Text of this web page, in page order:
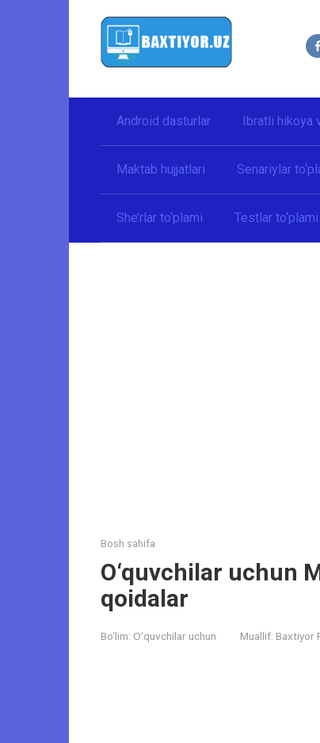
Android dasturlar Ibratli hikoya
Maktab hujjatlari Senariylar
She’rlar to‘plami Testlar to‘plami
Bosh sahifa
O‘quvchilar uchun
qoidalar
Bo‘lim: O‘quvchilar uchun Muallif: Baxtiyor